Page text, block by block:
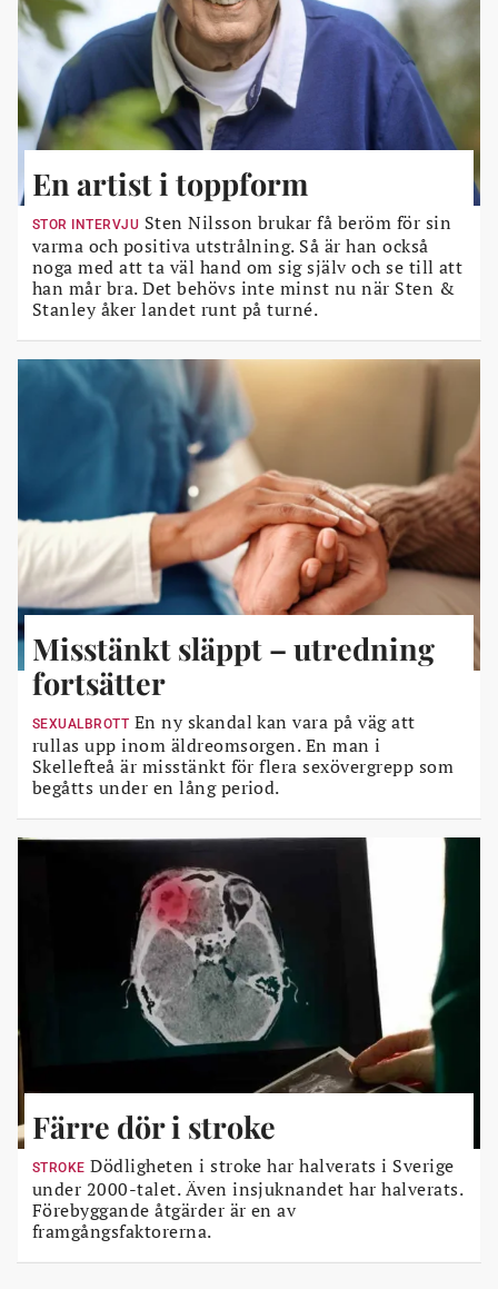
En artist i toppform
STOR INTERVJU Sten Nilsson brukar få beröm för sin
varma och positiva utstrålning. Så är han också
noga med att ta väl hand om sig själv och se till att
han mår bra. Det behövs inte minst nu när Sten &
Stanley åker landet runt på turné.
Misstänkt släppt – utredning
fortsätter
SEXUALBROTT En ny skandal kan vara på väg att
rullas upp inom äldreomsorgen. En man i
Skellefteå är misstänkt för flera sexövergrepp som
begåtts under en lång period.
Färre dör i stroke
STROKE Dödligheten i stroke har halverats i Sverige
under 2000-talet. Även insjuknandet har halverats.
Förebyggande åtgärder är en av
framgångsfaktorerna.